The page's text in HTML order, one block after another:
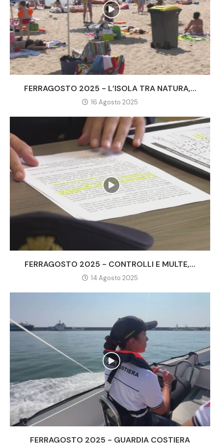
FERRAGOSTO 2025 - L’ISOLA TRA NATURA,...
16 Agosto 2025
FERRAGOSTO 2025 - CONTROLLI E MULTE,...
14 Agosto 2025
FERRAGOSTO 2025 - GUARDIA COSTIERA